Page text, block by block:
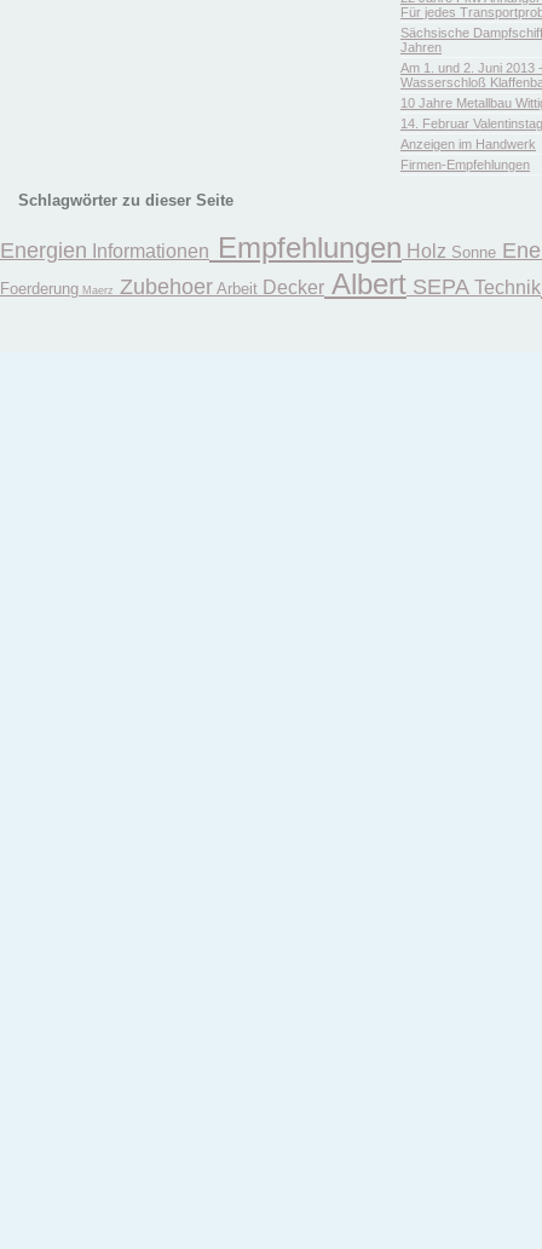
Für jedes
Sächsische
Jahren
Am 1. und 2. Juni 2013
Wasserschloß
10 Jahre Metallbau
14. Februar
Anzeigen im Handwerk
Firmen-Empfehlungen
Schlagwörter zu dieser Seite
Energien Informationen Empfehlungen Holz Sonne
Foerderung Maerz Zubehoer Arbeit Decker Albert SEPA Technik